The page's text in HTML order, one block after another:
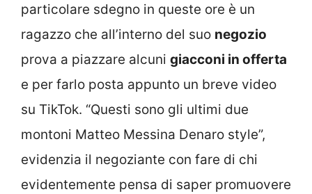
particolare sdegno in queste ore è un
ragazzo che all’interno del suo negozio
prova a piazzare alcuni giacconi in offerta
e per farlo posta appunto un breve video
su TikTok. “Questi sono gli ultimi due
montoni Matteo Messina Denaro style”,
evidenzia il negoziante con fare di chi
evidentemente pensa di saper promuovere